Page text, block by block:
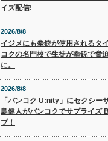
イズ配信!
2026/8/8
イジメにも拳銃が使用されるタ
コクの名門校で生徒が拳銃で脅
に。
2026/8/8
「バンコク U:nity」にセクシー
島健人がバンコクでサプライズ
ブ！